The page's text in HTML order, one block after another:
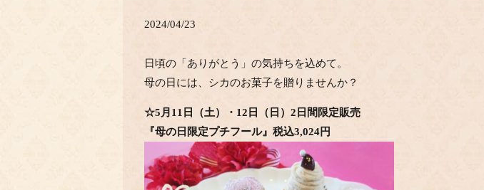
2024/04/23
日頃の「ありがとう」の気持ちを込めて。
母の日には、シカのお菓子を贈りませんか？
☆5月11日（土）・12日（日）2日間限定販売
『母の日限定プチフール』税込3,024円